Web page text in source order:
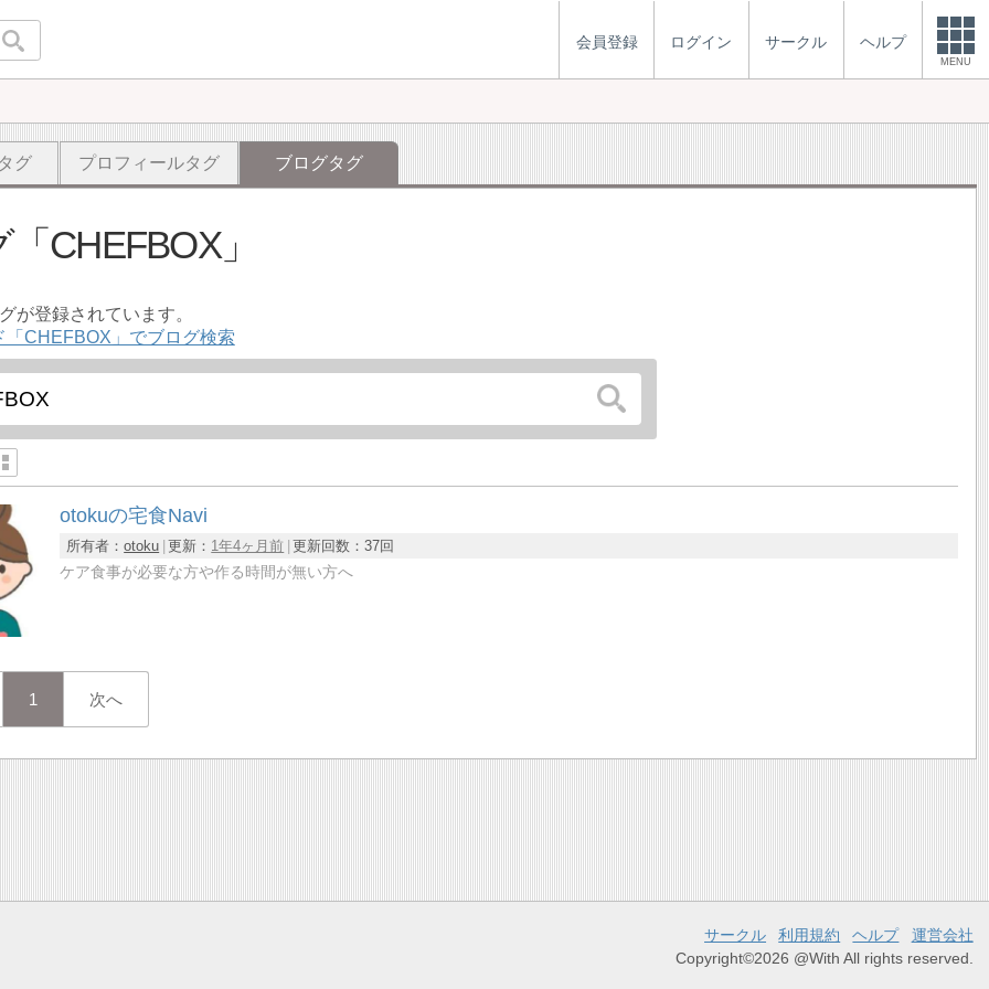
会員登録 ログイン サークル ヘルプ
MENU
グ プロフィールタグ ブログタグ
CHEFBOX
が登録されています。
「CHEFBOX」でブログ検索
otokuの宅食Navi
所有者：otoku 更新： 1年4ヶ月前 更新回数：37回
ケア食事が必要な方や作る時間が無い方へ
1 次へ
サークル 利用規約 ヘルプ
運営会社
Copyright©2026 @With All rights reserved.